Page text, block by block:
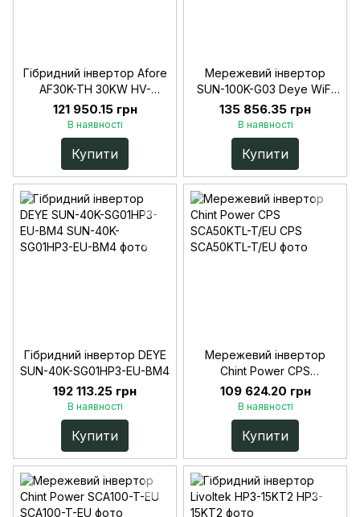
Гібридний інвертор Afore
AF30K-TH 30KW HV-
battery 2 MPPT Wi-Fi
220/380V Трифазний
121 950.15 грн
В наявності
Купити
Мережевий інвертор
SUN-100K-G03 Deye WiFi
(100 kW, 3 фази, 6 MPPT)
135 856.35 грн
В наявності
Купити
Гібридний інвертор DEYE
SUN-40K-SG01HP3-EU-BM4
192 113.25 грн
В наявності
Купити
Мережевий інвертор
Chint Power CPS
SCA50KTL-T/EU
109 624.20 грн
В наявності
Купити